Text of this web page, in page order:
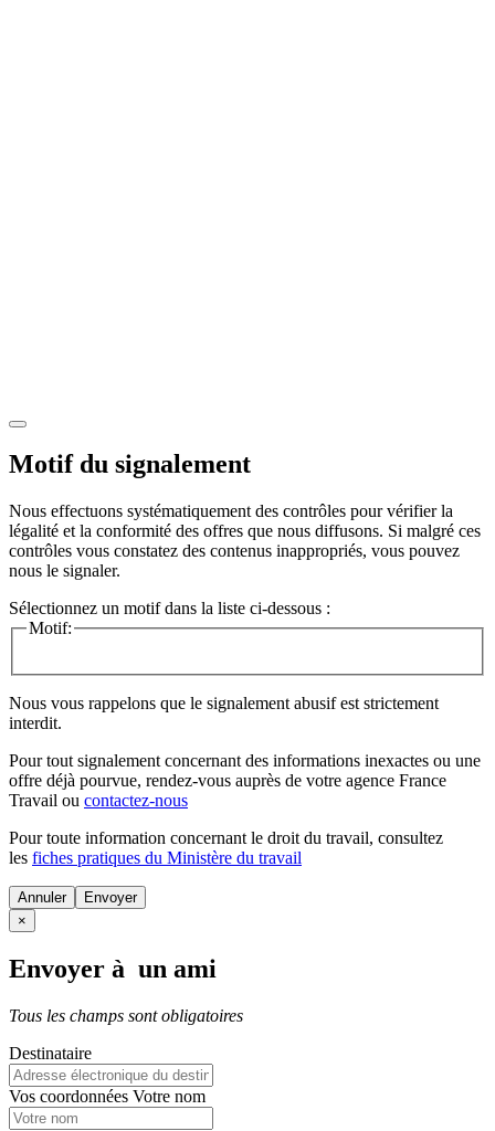
Motif du signalement
Nous effectuons systématiquement des contrôles pour vérifier la
légalité et la conformité des offres que nous diffusons. Si malgré ces
contrôles vous constatez des contenus inappropriés, vous pouvez
nous le signaler.
Sélectionnez un motif dans la liste ci-dessous :
Motif:
Nous vous rappelons que le signalement abusif est strictement
interdit.
Pour tout signalement concernant des informations inexactes ou une
offre déjà pourvue, rendez-vous auprès de votre agence France
Travail ou contactez-nous
Pour toute information concernant le droit du travail, consultez
les fiches pratiques du Ministère du travail
Annuler
×
Envoyer à un ami
Tous les champs sont obligatoires
Destinataire
Vos coordonnées Votre nom